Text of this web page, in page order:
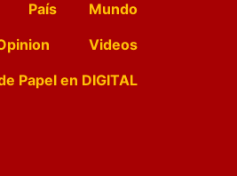
País
Mundo
Videos
Papel en DIGITAL